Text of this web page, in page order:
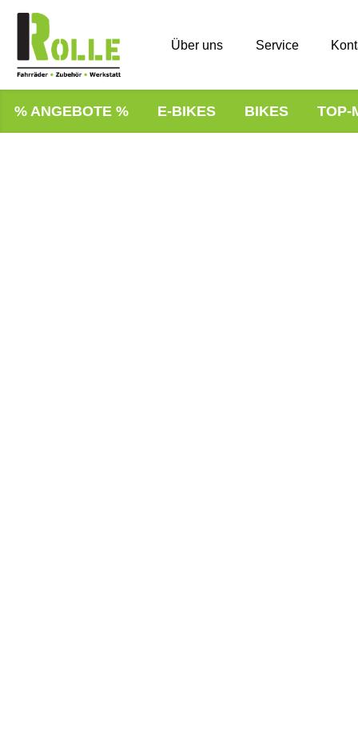
Über uns Service
% ANGEBOTE % E-BIKES BIKES TOP-